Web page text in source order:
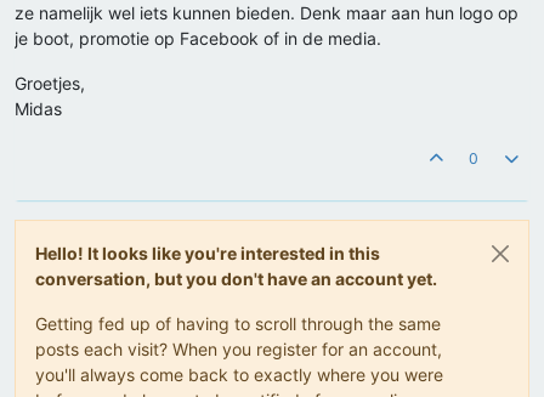
ze namelijk wel iets kunnen bieden. Denk maar aan hun logo op
je boot, promotie op Facebook of in de media.
Groetjes,
Midas
0
Hello! It looks like you're interested in this
conversation, but you don't have an account yet.
Getting fed up of having to scroll through the same
posts each visit? When you register for an account,
you'll always come back to exactly where you were